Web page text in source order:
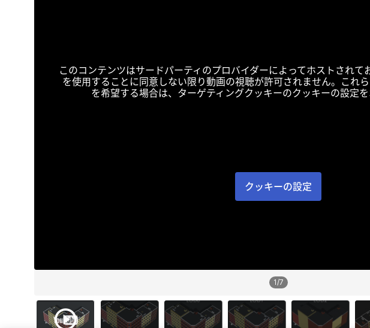
このコンテンツはサードパーティのプロバイダーによってホストされて
を使用することに同意しない限り動画の視聴が許可されません。これ
を希望する場合は、ターゲティングクッキーのクッキーの設定を
クッキーの設定
1/7